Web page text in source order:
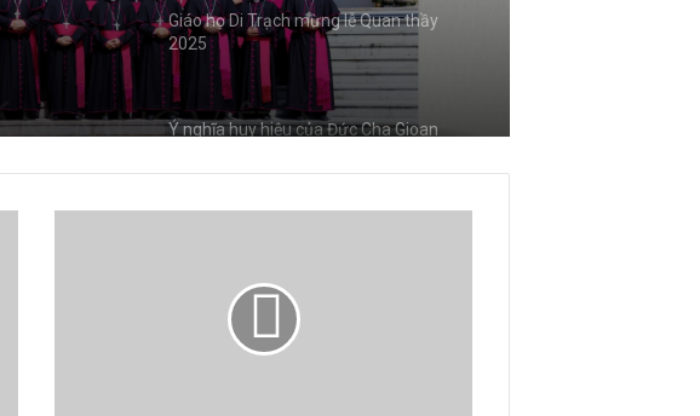
BÁO
Ý nghĩa huy hiệu của Đức Cha Gioan
Baotixita Nguyễn Quốc Hưng
Lịch lễ Chúa Giêsu Lên Trời tại một số
Trọng
Giáo họ Di Trạch cử hành long trọng Lễ